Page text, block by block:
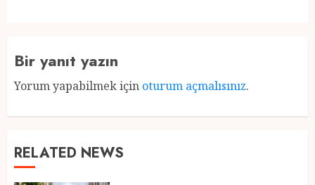
Bir yanıt yazın
Yorum yapabilmek için oturum açmalısınız.
RELATED NEWS